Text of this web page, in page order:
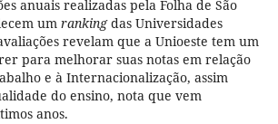
anuais realizadas pela Folha de São
um rankingdas Universidades
revelam que a Unioeste tem um
para melhorar suas notas em relação
e à Internacionalização, assim
do ensino, nota que vem
anos.